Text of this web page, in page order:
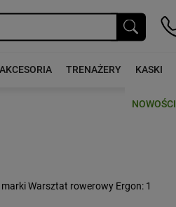
AKCESORIA TRENAŻERY KASKI
NOWOŚCI
Warsztat rowerowy Ergon: 1